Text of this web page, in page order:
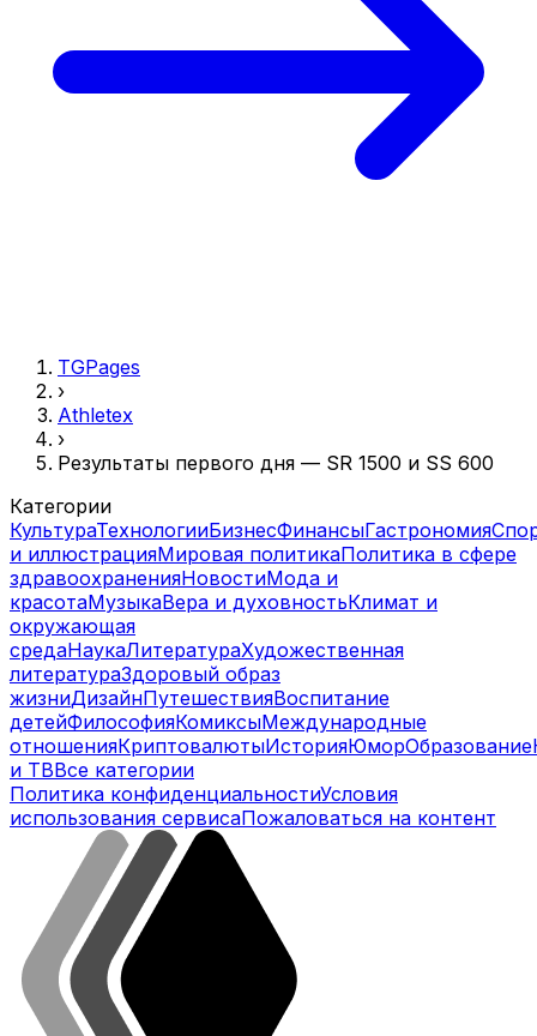
TGPages
›
Athletex
›
Результаты первого дня — SR 1500 и SS 600
Категории
КультураТехнологииБизнесФинансыГастрономия
и иллюстрацияМировая политикаПолитика в сфере
здравоохраненияНовостиМода и
красотаМузыкаВера и духовностьКлимат и
окружающая
средаНаукаЛитератураХудожественная
литератураЗдоровый образ
жизниДизайнПутешествияВоспитание
детейФилософияКомиксыМеждународные
отношенияКриптовалютыИсторияЮморОбразование
и ТВВсе категории
Политика конфиденциальностиУсловия
использования сервисаПожаловаться на контент